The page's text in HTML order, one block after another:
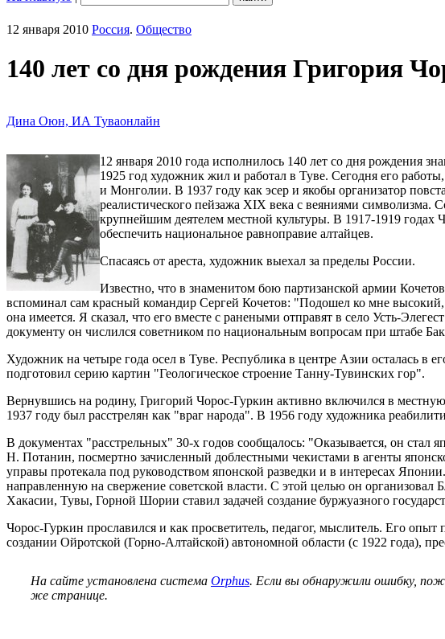
12 января 2010 Россия. Общество
140 лет со дня рождения Григория
Дина Оюн, ИА Туваонлайн
12 января 2010 года исполнилось 140 лет со дня рождения
1925 год художник жил и работал в Туве. Сегодня его
и Монголии. В 1937 году как эсер и якобы организатор
реалистического пейзажа XIX века с веяниями
крупнейшим деятелем местной культуры. В 1917-1919 годах
обеспечить национальное равноправие алтайцев.
Спасаясь от ареста, художник выехал за пределы России.
Известно, что в знаменитом бою партизанской армии
вспоминал сам красный командир Сергей Кочетов: "Подошел ко мне
она имеется. Я сказал, что его вместе с ранеными отправят в село Усть-
документу он числился советником по национальным вопросам при штабе
Художник на четыре года осел в Туве. Республика в центре Азии осталась
подготовил серию картин "Геологическое строение Танну-Тувинских гор".
Вернувшись на родину, Григорий Чорос-Гуркин активно включился в
1937 году был расстрелян как "враг народа". В 1956 году художника
В документах "расстрельных" 30-х годов сообщалось: "Оказывается, он стал
Н. Потанин, посмертно зачисленный доблестными чекистами в агенты
управы протекала под руководством японской разведки и в интересах
направленную на свержение советской власти. С этой целью он
Хакасии, Тувы, Горной Шории ставил задачей создание буржуазного
Чорос-Гуркин прославился и как просветитель, педагог, мыслитель. Его
создании Ойротской (Горно-Алтайской) автономной области (с 1922 года),
На сайте установлена система Orphus. Если вы обнаружили ошибку,
же странице.